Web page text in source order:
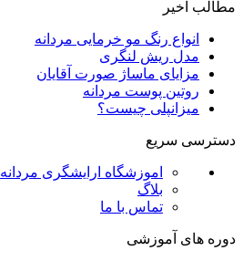
مطالب اخیر
انواع رنگ مو خرمایی مردانه
مدل ریش لنگری
مزایای ماساژ صورت آقایان
روتین پوست مردانه
میزانپلی چیست؟
دسترسی سریع
اموزشگاه ارایشگری مردانه
بلاگ
تماس با ما
دوره های آموزشی